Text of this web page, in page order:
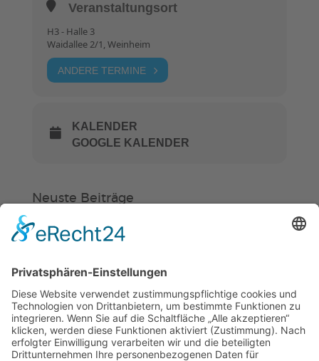
Veranstaltungsort
H3 - Halle 3
Waidallee 2/1, Weinheim
ANDERE TERMINE
KALENDER
GOOGLE KALENDER
Neuste Beiträge
Verein
ab 13 Uhr geschlossen
„Am Ende bekommt jeder ein
Schwimmabzeichen“